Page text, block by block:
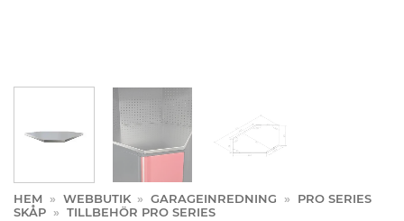
HEM » WEBBUTIK » GARAGEINREDNING »
PRO SERIES
SKÅP » TILLBEHÖR PRO SERIES